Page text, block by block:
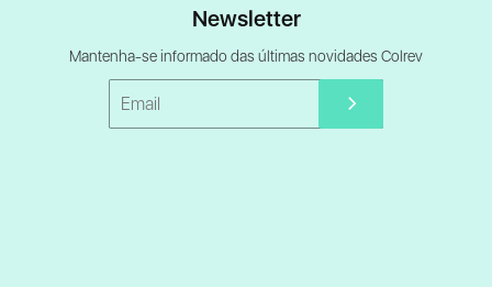
Newsletter
Mantenha-se informado das últimas novidades Colrev